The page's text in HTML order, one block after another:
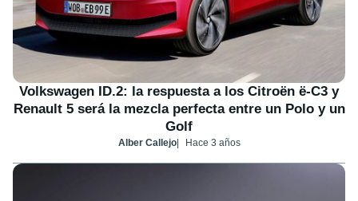
Volkswagen ID.2: la respuesta a los Citroën ë-C3 y
Renault 5 será la mezcla perfecta entre un Polo y un
Golf
Alber Callejo Hace 3 años